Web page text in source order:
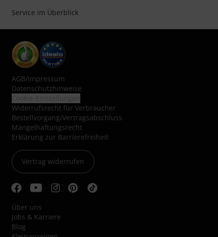
Service im Überblick
AGB/Impressum
Datenschutzhinweise
Widerrufsrecht für Verbraucher
Bestellvorgang/Vertragsabschluss
Mängelhaftungsrecht
Erklärung zur Barrierefreiheit
Vertrag widerrufen
Über uns
Jobs & Karriere
Blog